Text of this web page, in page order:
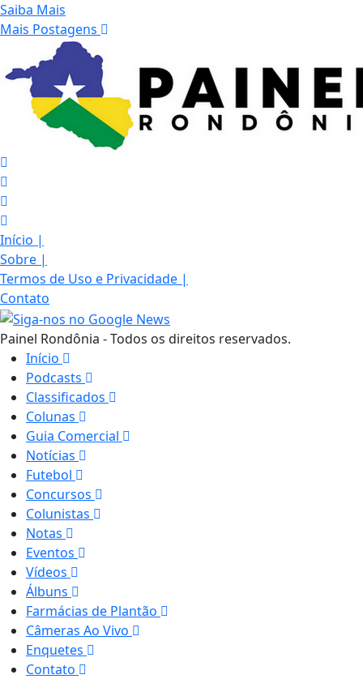
Saiba Mais
Mais Postagens
Início |
Sobre |
Termos de Uso e Privacidade |
Contato
Painel Rondônia - Todos os direitos reservados.
Início
Podcasts
Classificados
Colunas
Guia Comercial
Notícias
Futebol
Concursos
Colunistas
Notas
Eventos
Vídeos
Álbuns
Farmácias de Plantão
Câmeras Ao Vivo
Enquetes
Contato